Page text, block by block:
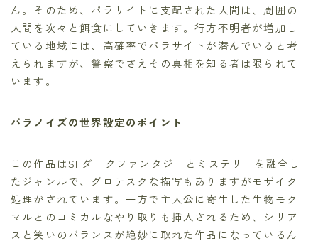
ん。そのため、パラサイトに支配された人間は、周囲の
人間を次々と餌食にしていきます。行方不明者が増加し
ている地域には、高確率でパラサイトが潜んでいると考
えられますが、警察でさえその真相を知る者は限られて
います。
パラノイズの世界設定のポイント
この作品はSFダークファンタジーとミステリーを融合し
たジャンルで、グロテスクな描写もありますがモザイク
処理がされています。一方で主人公に寄生した生物モク
マルとのコミカルなやり取りも挿入されるため、シリア
スと笑いのバランスが絶妙に取れた作品になっているん